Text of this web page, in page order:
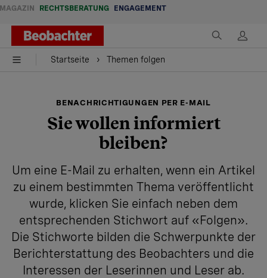
MAGAZIN RECHTSBERATUNG ENGAGEMENT
Startseite Themen folgen
BENACHRICHTIGUNGEN PER E-MAIL
Sie wollen informiert
bleiben?
Um eine E-Mail zu erhalten, wenn ein Artikel
zu einem bestimmten Thema veröffentlicht
wurde, klicken Sie einfach neben dem
entsprechenden Stichwort auf «Folgen».
Die Stichworte bilden die Schwerpunkte der
Berichterstattung des Beobachters und die
Interessen der Leserinnen und Leser ab.